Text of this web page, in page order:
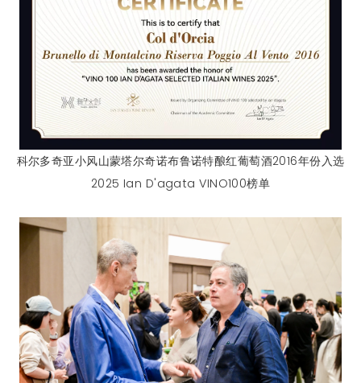
科尔多奇亚小风山蒙塔尔奇诺布鲁诺特酿红葡萄酒2016年份入选
2025 Ian D'agata VINO100榜单